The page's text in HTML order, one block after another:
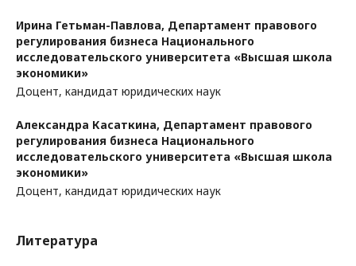
Ирина Гетьман-Павлова, Департамент правового
регулирования бизнеса Национального
исследовательского университета «Высшая школа
экономики»
Доцент, кандидат юридических наук
Александра Касаткина, Департамент правового
регулирования бизнеса Национального
исследовательского университета «Высшая школа
экономики»
Доцент, кандидат юридических наук
Литература